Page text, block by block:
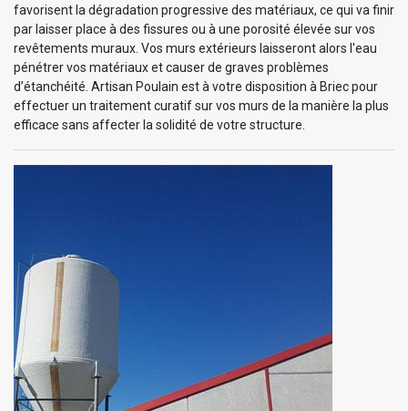
favorisent la dégradation progressive des matériaux, ce qui va finir
par laisser place à des fissures ou à une porosité élevée sur vos
revêtements muraux. Vos murs extérieurs laisseront alors l'eau
pénétrer vos matériaux et causer de graves problèmes
d’étanchéité. Artisan Poulain est à votre disposition à Briec pour
effectuer un traitement curatif sur vos murs de la manière la plus
efficace sans affecter la solidité de votre structure.